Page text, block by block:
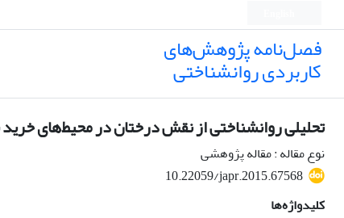
فصل‌نامه پژوهش‌های
کاربردی روانشناختی
تحلیلی روانشناختی از نقش درختان در محیط‌های
نوع مقاله : مقاله پژوهشی
10.22059/japr.2015.67568
کلیدواژه‌ها